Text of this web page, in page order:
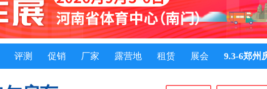
评测 促销 厂家 露营地 租赁 展会 9.3-6郑州